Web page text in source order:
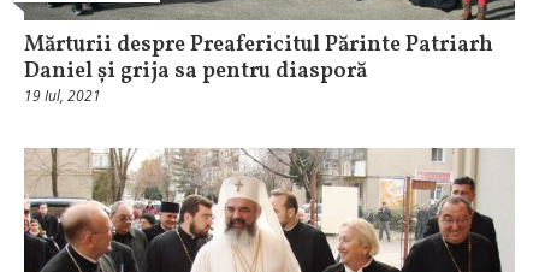
Mărturii despre Preafericitul Părinte Patriarh
Daniel și grija sa pentru diasporă
19 Iul, 2021